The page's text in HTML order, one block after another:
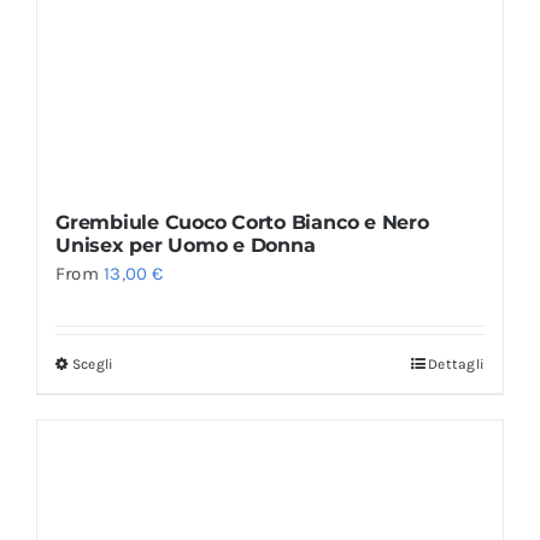
Grembiule Cuoco Corto Bianco e Nero
Unisex per Uomo e Donna
From13,00€
Scegli Dettagli